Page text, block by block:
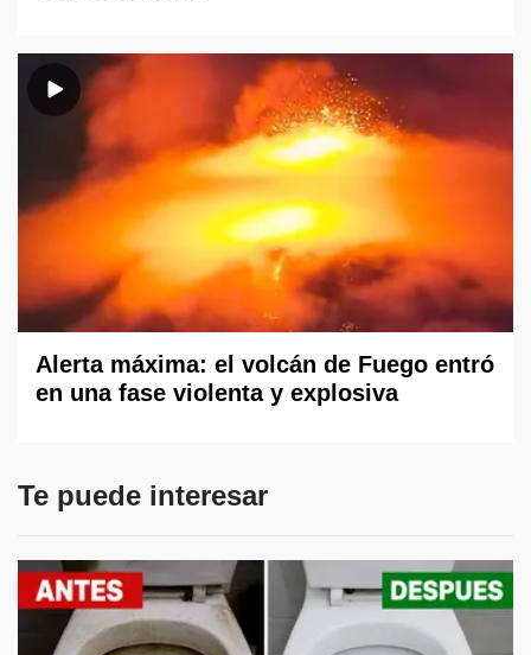
Alerta máxima: el volcán de Fuego entró
en una fase violenta y explosiva
Te puede interesar